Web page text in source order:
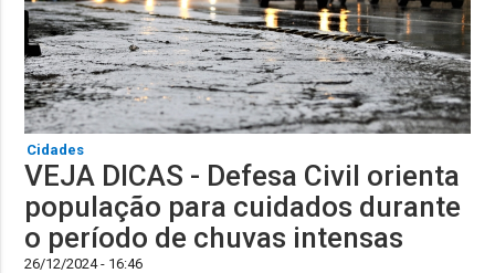
Cidades
VEJA DICAS - Defesa Civil orienta
população para cuidados durante
o período de chuvas intensas
26/12/2024 - 16:46